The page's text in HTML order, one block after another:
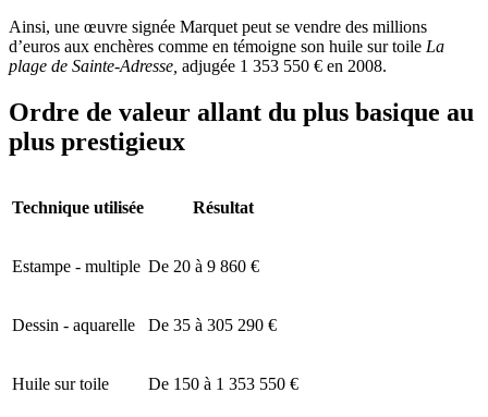
Ainsi, une œuvre signée Marquet peut se vendre des millions
d’euros aux enchères comme en témoigne son huile sur toile La
plage de Sainte-Adresse, adjugée 1 353 550 € en 2008.
Ordre de valeur allant du plus basique au
plus prestigieux
Technique utilisée Résultat
Estampe - multiple De 20 à 9 860 €
Dessin - aquarelle De 35 à 305 290 €
Huile sur toile De 150 à 1 353 550 €